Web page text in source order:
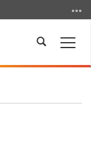
Abrir
busca